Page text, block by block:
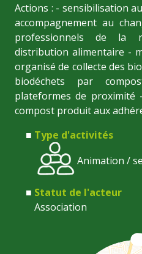
Actions : - sensibilisation
accompagnement au
professionnels de la
distribution alimentaire -
organisé de collecte des
biodéchets par
plateformes de
compost produit aux
Type d'activités
Animation /
Statut de l'acteur
Association